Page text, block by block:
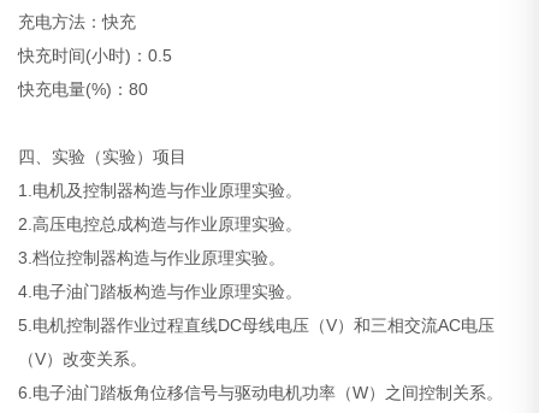
充电方法：快充
快充时间(小时)：0.5
快充电量(%)：80
四、实验（实验）项目
1.电机及控制器构造与作业原理实验。
2.高压电控总成构造与作业原理实验。
3.档位控制器构造与作业原理实验。
4.电子油门踏板构造与作业原理实验。
5.电机控制器作业过程直线DC母线电压（V）和三相交流AC电压
（V）改变关系。
6.电子油门踏板角位移信号与驱动电机功率（W）之间控制关系。